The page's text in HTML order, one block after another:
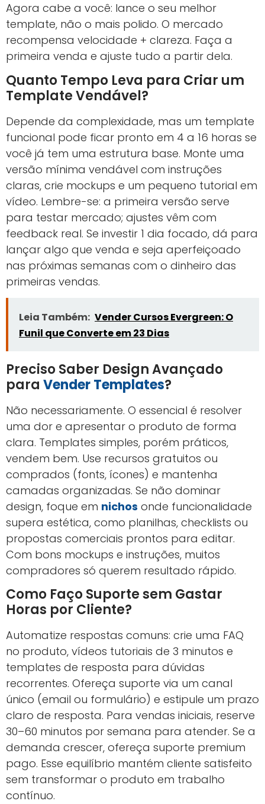
Agora cabe a você: lance o seu melhor
template, não o mais polido. O mercado
recompensa velocidade + clareza. Faça a
primeira venda e ajuste tudo a partir dela.
Quanto Tempo Leva para Criar um
Template Vendável?
Depende da complexidade, mas um template
funcional pode ficar pronto em 4 a 16 horas se
você já tem uma estrutura base. Monte uma
versão mínima vendável com instruções
claras, crie mockups e um pequeno tutorial em
vídeo. Lembre-se: a primeira versão serve
para testar mercado; ajustes vêm com
feedback real. Se investir 1 dia focado, dá para
lançar algo que venda e seja aperfeiçoado
nas próximas semanas com o dinheiro das
primeiras vendas.
Leia Também: Vender Cursos Evergreen: O
Funil que Converte em 23 Dias
Preciso Saber Design Avançado
para Vender Templates?
Não necessariamente. O essencial é resolver
uma dor e apresentar o produto de forma
clara. Templates simples, porém práticos,
vendem bem. Use recursos gratuitos ou
comprados (fonts, ícones) e mantenha
camadas organizadas. Se não dominar
design, foque em nichos onde funcionalidade
supera estética, como planilhas, checklists ou
propostas comerciais prontos para editar.
Com bons mockups e instruções, muitos
compradores só querem resultado rápido.
Como Faço Suporte sem Gastar
Horas por Cliente?
Automatize respostas comuns: crie uma FAQ
no produto, vídeos tutoriais de 3 minutos e
templates de resposta para dúvidas
recorrentes. Ofereça suporte via um canal
único (email ou formulário) e estipule um prazo
claro de resposta. Para vendas iniciais, reserve
30–60 minutos por semana para atender. Se a
demanda crescer, ofereça suporte premium
pago. Esse equilíbrio mantém cliente satisfeito
sem transformar o produto em trabalho
contínuo.